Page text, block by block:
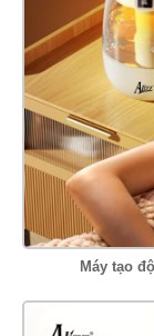
Máy tạo